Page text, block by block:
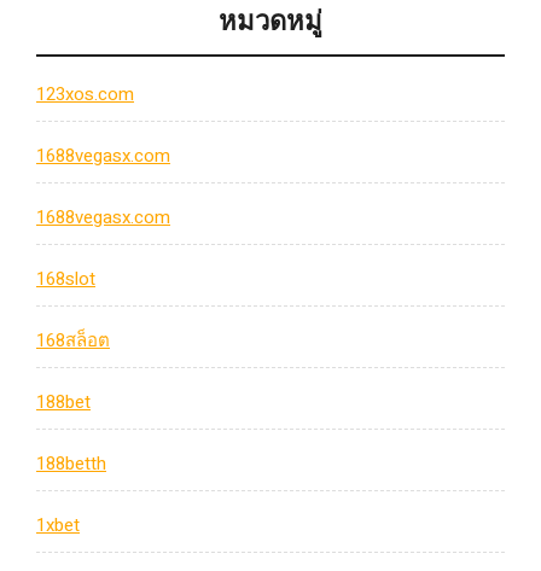
หมวดหมู่
123xos.com
1688vegasx.com
1688vegasx.com
168slot
168สล็อต
188bet
188betth
1xbet